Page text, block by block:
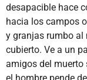
desapacible hace
hacia los campos
y granjas rumbo al
cubierto. Ve a un
amigos del muerto